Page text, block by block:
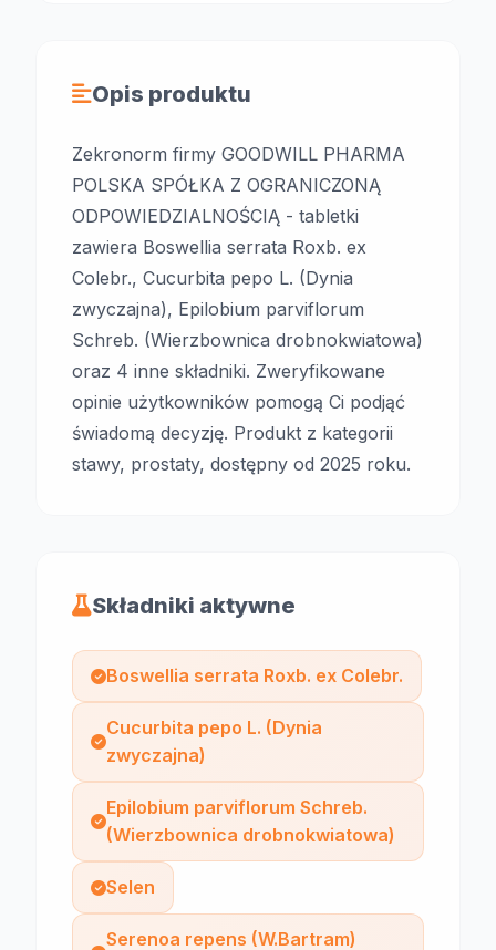
Opis produktu
Zekronorm firmy GOODWILL PHARMA
POLSKA SPÓŁKA Z OGRANICZONĄ
ODPOWIEDZIALNOŚCIĄ - tabletki
zawiera Boswellia serrata Roxb. ex
Colebr., Cucurbita pepo L. (Dynia
zwyczajna), Epilobium parviflorum
Schreb. (Wierzbownica drobnokwiatowa)
oraz 4 inne składniki. Zweryfikowane
opinie użytkowników pomogą Ci podjąć
świadomą decyzję. Produkt z kategorii
stawy, prostaty, dostępny od 2025 roku.
Składniki aktywne
Boswellia serrata Roxb. ex Colebr.
Cucurbita pepo L. (Dynia
zwyczajna)
Epilobium parviflorum Schreb.
(Wierzbownica drobnokwiatowa)
Selen
Serenoa repens (W.Bartram)